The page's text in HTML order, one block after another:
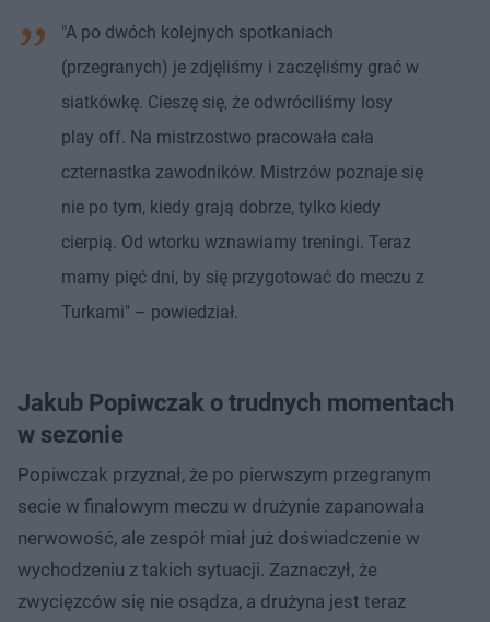
"A po dwóch kolejnych spotkaniach
(przegranych) je zdjęliśmy i zaczęliśmy grać w
siatkówkę. Cieszę się, że odwróciliśmy losy
play off. Na mistrzostwo pracowała cała
czternastka zawodników. Mistrzów poznaje się
nie po tym, kiedy grają dobrze, tylko kiedy
cierpią. Od wtorku wznawiamy treningi. Teraz
mamy pięć dni, by się przygotować do meczu z
Turkami" – powiedział.
Jakub Popiwczak o trudnych momentach
w sezonie
Popiwczak przyznał, że po pierwszym przegranym
secie w finałowym meczu w drużynie zapanowała
nerwowość, ale zespół miał już doświadczenie w
wychodzeniu z takich sytuacji. Zaznaczył, że
zwycięzców się nie osądza, a drużyna jest teraz